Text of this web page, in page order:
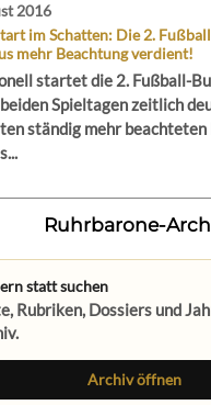
2016
im Schatten: Die 2.
mehr Beachtung verdient!
startet die 2. Fußball-
Spieltagen zeitlich
ständig mehr
Ruhrbarone-
statt suchen
Rubriken, Dossiers und
Archiv öffnen